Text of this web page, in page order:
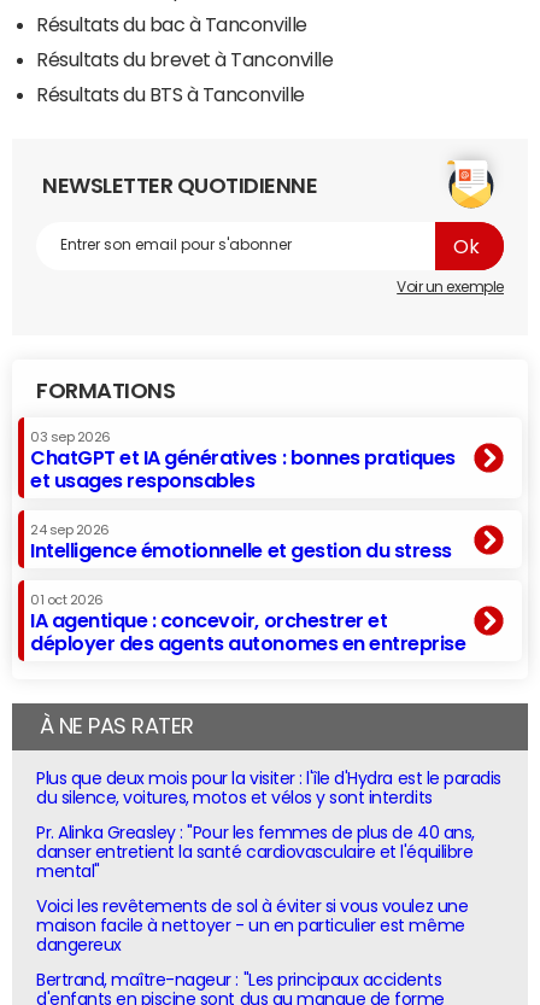
Résultats du bac à Tanconville
Résultats du brevet à Tanconville
Résultats du BTS à Tanconville
NEWSLETTER QUOTIDIENNE
Voir un exemple
FORMATIONS
03 sep 2026
ChatGPT et IA génératives : bonnes pratiques
et usages responsables
24 sep 2026
Intelligence émotionnelle et gestion du stress
01 oct 2026
IA agentique : concevoir, orchestrer et
déployer des agents autonomes en entreprise
À NE PAS RATER
Plus que deux mois pour la visiter : l'île d'Hydra est le paradis
du silence, voitures, motos et vélos y sont interdits
Pr. Alinka Greasley : "Pour les femmes de plus de 40 ans,
danser entretient la santé cardiovasculaire et l'équilibre
mental"
Voici les revêtements de sol à éviter si vous voulez une
maison facile à nettoyer - un en particulier est même
dangereux
Bertrand, maître-nageur : "Les principaux accidents
d'enfants en piscine sont dus au manque de forme